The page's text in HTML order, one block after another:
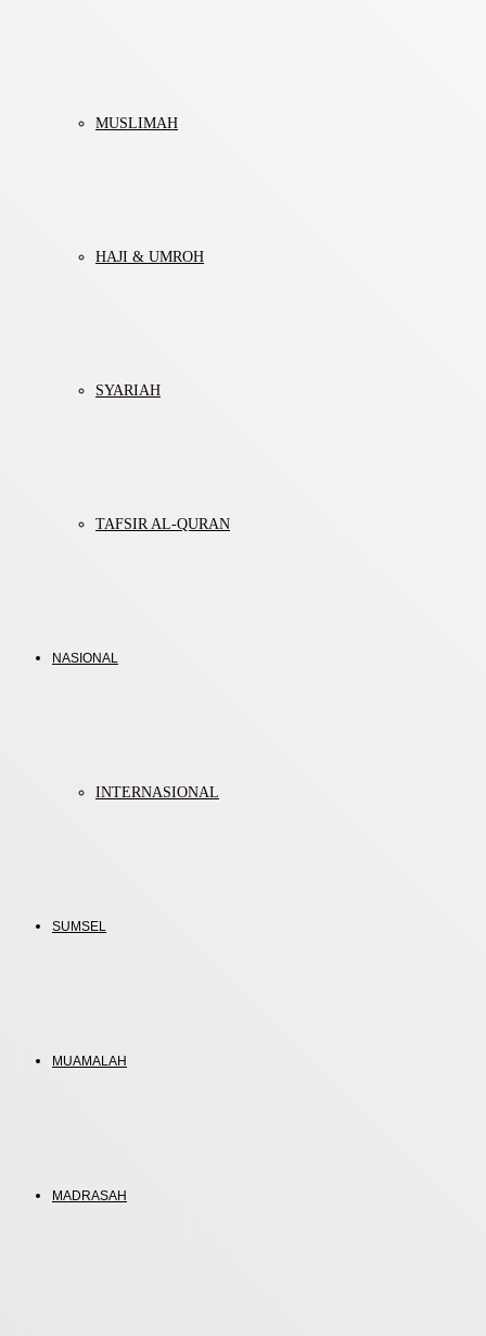
MUSLIMAH
HAJI & UMROH
SYARIAH
TAFSIR AL-QURAN
NASIONAL
INTERNASIONAL
SUMSEL
MUAMALAH
MADRASAH